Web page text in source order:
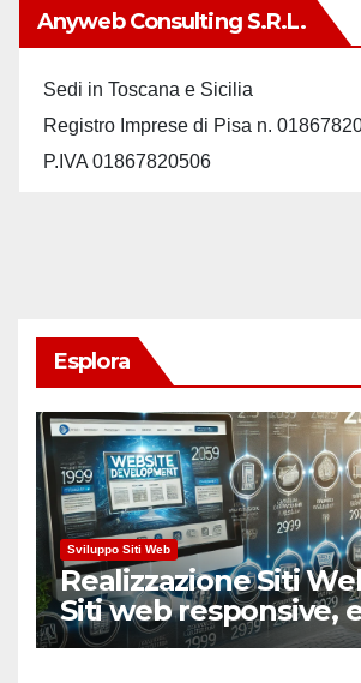
Anyweb Consulting S.r.L.
Sedi in Toscana e Sicilia
Registro Imprese di Pisa n.
P.IVA 01867820506
Esplora
Sviluppo Siti Web
Realizzazione Siti
Siti web responsive,
Commerce